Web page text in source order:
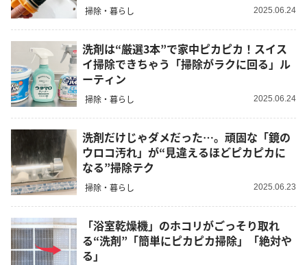
掃除・暮らし 2025.06.24
洗剤は“厳選3本”で家中ピカピカ！スイス
イ掃除できちゃう「掃除がラクに回る」ル
ーティン
掃除・暮らし 2025.06.24
洗剤だけじゃダメだった…。頑固な「鏡の
ウロコ汚れ」が“見違えるほどピカピカに
なる”掃除テク
掃除・暮らし 2025.06.23
「浴室乾燥機」のホコリがごっそり取れ
る“洗剤”「簡単にピカピカ掃除」「絶対や
る」